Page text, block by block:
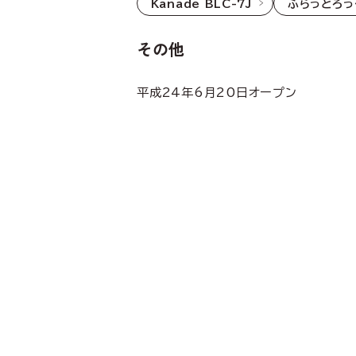
Kanade BLC-7J ふらっとろ
その他
平成24年6月20日オープン